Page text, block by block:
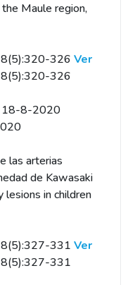
Maule region,
326 Ver
326
18-8-2020
las arterias
de Kawasaki
lesions in children
331 Ver
331